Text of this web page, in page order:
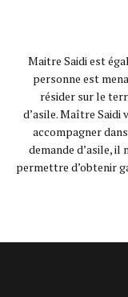
Maitre Saidi est
personne est
résider sur le
d’asile. Maître Saidi
accompagner
demande d’asile,
permettre d’obtenir